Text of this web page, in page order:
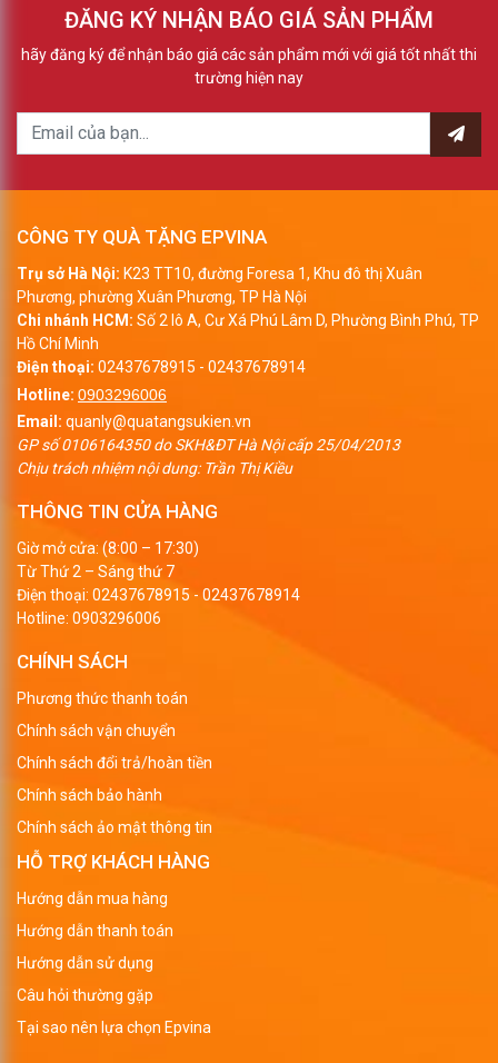
ĐĂNG KÝ NHẬN BÁO GIÁ SẢN PHẨM
hãy đăng ký để nhận báo giá các sản phẩm mới với giá tốt nhất thi
trường hiện nay
CÔNG TY QUÀ TẶNG EPVINA
Trụ sở Hà Nội: K23 TT10, đường Foresa 1, Khu đô thị Xuân
Phương, phường Xuân Phương, TP Hà Nội
Chi nhánh HCM: Số 2 lô A, Cư Xá Phú Lâm D, Phường Bình Phú, TP
Hồ Chí Minh
Điện thoại: 02437678915 - 02437678914
Hotline: 0903296006
Email: quanly@quatangsukien.vn
GP số 0106164350 do SKH&ĐT Hà Nội cấp 25/04/2013
Chịu trách nhiệm nội dung: Trần Thị Kiều
THÔNG TIN CỬA HÀNG
Giờ mở cửa: (8:00 – 17:30)
Từ Thứ 2 – Sáng thứ 7
Điện thoại: 02437678915 - 02437678914
Hotline: 0903296006
CHÍNH SÁCH
Phương thức thanh toán
Chính sách vận chuyển
Chính sách đổi trả/hoàn tiền
Chính sách bảo hành
Chính sách ảo mật thông tin
HỖ TRỢ KHÁCH HÀNG
Hướng dẫn mua hàng
Hướng dẫn thanh toán
Hướng dẫn sử dụng
Câu hỏi thường gặp
Tại sao nên lựa chọn Epvina